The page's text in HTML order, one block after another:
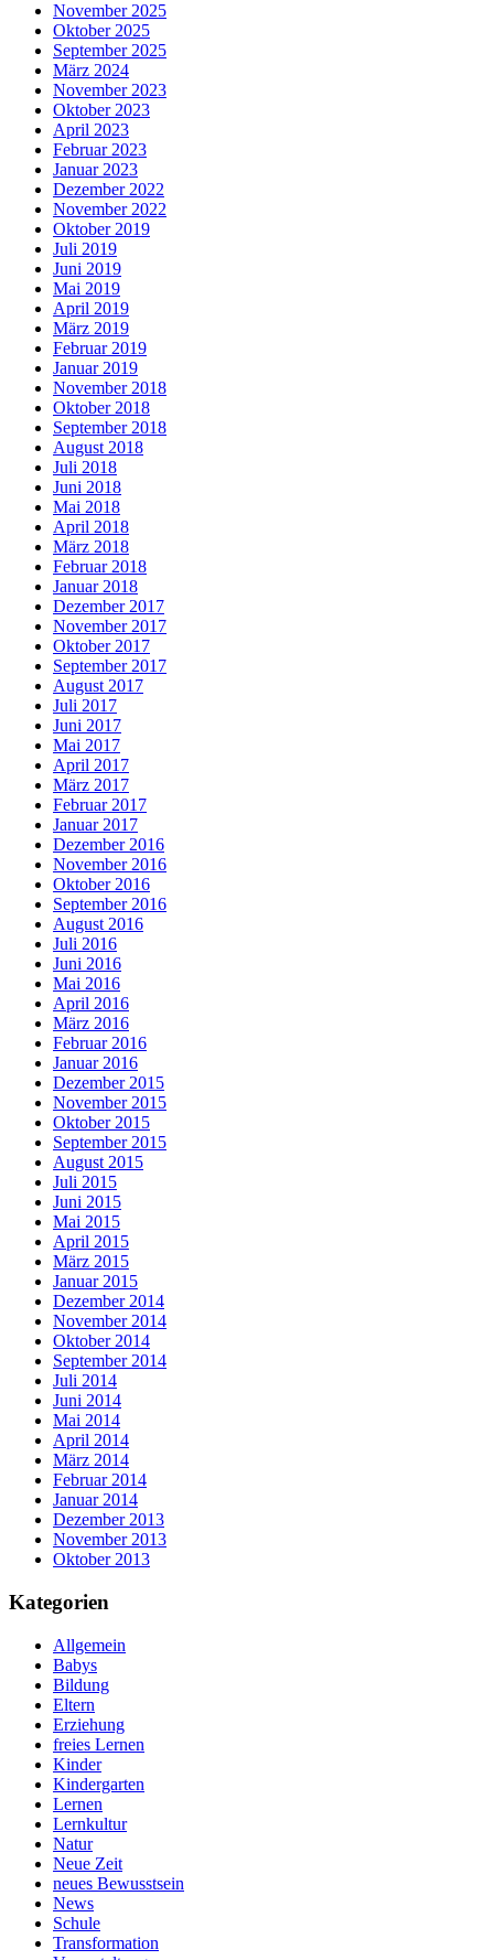
November 2025
Oktober 2025
September 2025
März 2024
November 2023
Oktober 2023
April 2023
Februar 2023
Januar 2023
Dezember 2022
November 2022
Oktober 2019
Juli 2019
Juni 2019
Mai 2019
April 2019
März 2019
Februar 2019
Januar 2019
November 2018
Oktober 2018
September 2018
August 2018
Juli 2018
Juni 2018
Mai 2018
April 2018
März 2018
Februar 2018
Januar 2018
Dezember 2017
November 2017
Oktober 2017
September 2017
August 2017
Juli 2017
Juni 2017
Mai 2017
April 2017
März 2017
Februar 2017
Januar 2017
Dezember 2016
November 2016
Oktober 2016
September 2016
August 2016
Juli 2016
Juni 2016
Mai 2016
April 2016
März 2016
Februar 2016
Januar 2016
Dezember 2015
November 2015
Oktober 2015
September 2015
August 2015
Juli 2015
Juni 2015
Mai 2015
April 2015
März 2015
Januar 2015
Dezember 2014
November 2014
Oktober 2014
September 2014
Juli 2014
Juni 2014
Mai 2014
April 2014
März 2014
Februar 2014
Januar 2014
Dezember 2013
November 2013
Oktober 2013
Kategorien
Allgemein
Babys
Bildung
Eltern
Erziehung
freies Lernen
Kinder
Kindergarten
Lernen
Lernkultur
Natur
Neue Zeit
neues Bewusstsein
News
Schule
Transformation